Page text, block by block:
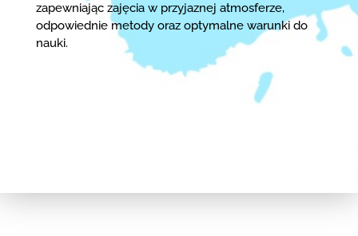
zapewniając zajęcia w przyjaznej atmosferze,
odpowiednie metody oraz optymalne warunki do
nauki.